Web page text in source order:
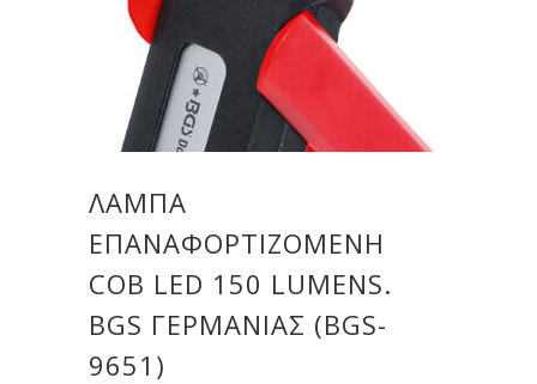
ΛΆΜΠΑ
ΕΠΑΝΑΦΟΡΤΙΖΌΜΕΝΗ
COB LED 150 LUMENS.
BGS ΓΕΡΜΑΝΊΑΣ (BGS-
9651)